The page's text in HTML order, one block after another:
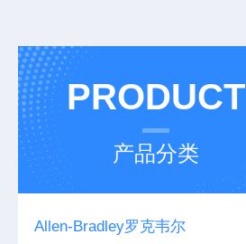
PRODUCT
产品分类
Allen-Bradley罗克韦尔